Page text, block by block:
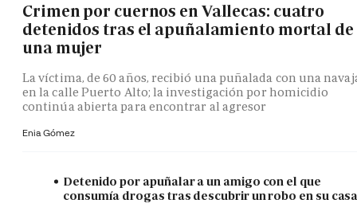
Crimen por cuernos en Vallecas: cuatro
detenidos tras el apuñalamiento mortal de
una mujer
La víctima, de 60 años, recibió una puñalada con una
en la calle Puerto Alto; la investigación por homicidio
continúa abierta para encontrar al agresor
Enia Gómez
Detenido por apuñalar a un amigo con el que
consumía drogas tras descubrir un robo en su